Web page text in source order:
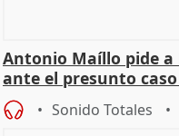
Antonio Maíllo pide
ante el presunto caso
Sonido Totales